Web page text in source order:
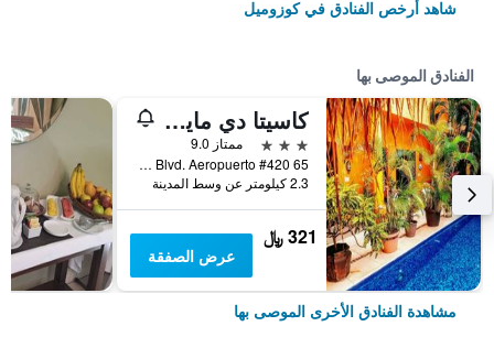
شاهد أرخص الفنادق في كوزوميل
الفنادق الموصى بها
كاسيتا دي مايا بوتيك أوتيل
3 نجوم
ممتاز 9.0
65 Ave. Bis X Blvd. Aeropuerto #420, كوزوميل, ولاية كينتانا رو, المكسيك
2.3 كيلومتر عن وسط المدينة
321 ﷼
عرض الصفقة
مشاهدة الفنادق الأخرى الموصى بها